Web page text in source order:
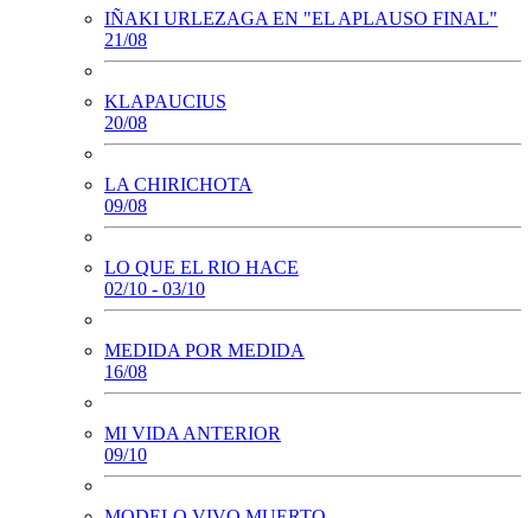
IÑAKI URLEZAGA EN "EL APLAUSO FINAL"
21/08
KLAPAUCIUS
20/08
LA CHIRICHOTA
09/08
LO QUE EL RIO HACE
02/10 - 03/10
MEDIDA POR MEDIDA
16/08
MI VIDA ANTERIOR
09/10